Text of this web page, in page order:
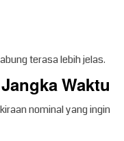
terasa lebih jelas.
Waktu
nominal yang ingin